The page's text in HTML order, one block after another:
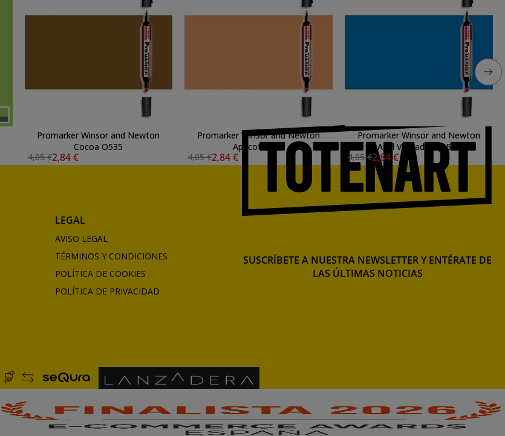
Promarker Winsor and Newton
Cocoa O535
4,05 €2,84 €
Promarker Winsor and Newton
Apricot O538
4,05 €2,84 €
Promarker Winsor and Newton
Azul Verdadero B555
4,05 €2,84 €
LEGAL
AVISO LEGAL
TÉRMINOS Y CONDICIONES
POLÍTICA DE COOKIES
POLÍTICA DE PRIVACIDAD
SUSCRÍBETE A NUESTRA NEWSLETTER Y ENTÉRATE DE
LAS ÚLTIMAS NOTICIAS